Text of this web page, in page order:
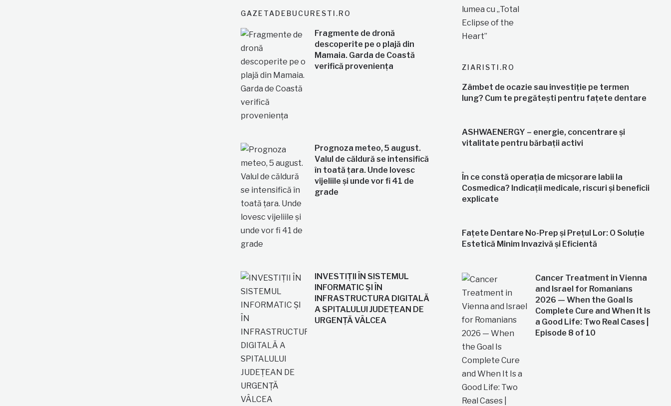
GAZETADEBUCURESTI.RO
Fragmente de dronă
descoperite pe o plajă din
Mamaia. Garda de Coastă
verifică proveniența
Prognoza meteo, 5 august.
Valul de căldură se intensifică
în toată țara. Unde lovesc
vijeliile și unde vor fi 41 de
grade
INVESTIȚII ÎN SISTEMUL
INFORMATIC ȘI ÎN
INFRASTRUCTURA DIGITALĂ
A SPITALULUI JUDEȚEAN DE
URGENȚĂ VÂLCEA
ZIARISTI.RO
Zâmbet de ocazie sau investiție pe termen
lung? Cum te pregătești pentru fațete dentare
ASHWAENERGY – energie, concentrare și
vitalitate pentru bărbații activi
În ce constă operația de micșorare labii la
Cosmedica? Indicații medicale, riscuri și beneficii
explicate
Fațete Dentare No-Prep și Prețul Lor: O Soluție
Estetică Minim Invazivă și Eficientă
Cancer Treatment in Vienna
and Israel for Romanians
2026 — When the Goal Is
Complete Cure and When It Is
a Good Life: Two Real Cases |
Episode 8 of 10